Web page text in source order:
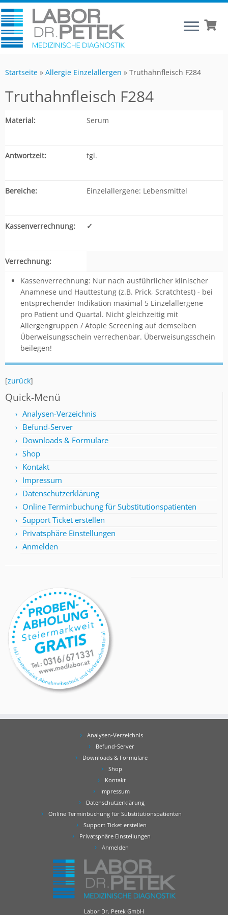
Startseite » Allergie Einzelallergen » Truthahnfleisch F284
Truthahnfleisch F284
Material: Serum
Antwortzeit: tgl.
Bereiche: Einzelallergene: Lebensmittel
Kassenverrechnung: ✓
Verrechnung:
Kassenverrechnung: Nur nach ausführlicher klinischer
Anamnese und Hauttestung (z.B. Prick, Scratchtest) - bei
entsprechender Indikation maximal 5 Einzelallergene
pro Patient und Quartal. Nicht gleichzeitig mit
Allergengruppen / Atopie Screening auf demselben
Überweisungsschein verrechenbar. Überweisungsschein
beilegen!
[zurück]
Quick-Menü
Analysen-Verzeichnis
Befund-Server
Downloads & Formulare
Shop
Kontakt
Impressum
Datenschutzerklärung
Online Terminbuchung für Substitutionspatienten
Support Ticket erstellen
Privatsphäre Einstellungen
Anmelden
Analysen-Verzeichnis
Befund-Server
Downloads & Formulare
Shop
Kontakt
Impressum
Datenschutzerklärung
Online Terminbuchung für Substitutionspatienten
Support Ticket erstellen
Privatsphäre Einstellungen
Anmelden
Labor Dr. Petek GmbH